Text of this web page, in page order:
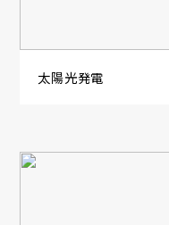
太陽光発電